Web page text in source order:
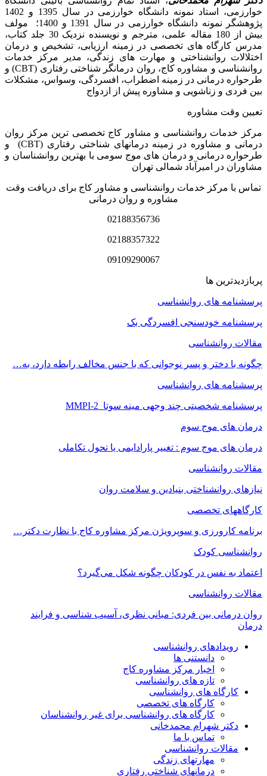
خوارزمی، استاد نمونه دانشگاه خوارزمی در سال 1395 و 1402
پژوهشگر نمونه دانشگاه خوارزمی در سال 1391 و 1400؛ مولف
بیش از 180 مقاله علمی، مترجم و نویسنده نزدیک 30 جلد کتاب،
مدرس کارگاه­ های تخصصی در زمینه ارزیابی، تشخیص و درمان
اختلالات روانشناختی و مهارت های زندگی، مدیر مرکز خدمات
روانشناسی و مشاوره کاج، روان­ درمانگر شناختی رفتاری (CBT) و
طرحواره درمانی در زمینه اضطراب، افسردگی، وسواس، مشکلات
بین فردی و زناشویی و مشاوره پیش از ازدواج
تعیین وقت مشاوره
مرکز خدمات روانشناسی و مشاور کاج تخصصی‏ ترین مرکز روان
درمانی و مشاوره در زمینه درمان‏های شناختی رفتاری (CBT) و
طرحواره درمانی و درمان های موج سومی با بهترین روانشناسان و
مشاوران در امیرآباد شمالی تهران
تماس با مرکز خدمات روانشناسی و مشاور کاج برای دریافت وقت
مشاوره و روان درمانی
02188356736
02188357322
09109290067
پربازدیدترین ها
پرسشنامه های روانشناسی
پرسشنامه خودسنجی افسردگی بک
مقالات روانشناسی
چگونه با دختر و پسر نوجوانی که با جنس مخالف رابطه دارد، به…
پرسشنامه های روانشناسی
پرسشنامه شخصیتی چند وجهی مینه سوتا MMPI-2
درمان های موج سوم
درمان های موج سوم : تغییر پارادایمی یا تحول تکاملی
مقالات روانشناسی
نیازهای روانشناختی بنیادین و سلامت روان
کارگاههای تخصصی
برنامه کارورزی و سوپرویژن مرکز مشاوره کاج با نظارت دکتر…
روانشناسی کودک
اعتماد به‌ نفس در کودکان چگونه شکل می‌گیرد؟
مقالات روانشناسی
روان درمانی بین فردی: مبانی نظری، آسیب شناسی و فرایند
درمان
رویدادهای روانشناسی
دانستنی ها
اخبار مرکز مشاوره کاج
تازه های روانشناسی
کارگاه های روانشناسی
کارگاه های تخصصی
کارگاه های روانشناسی برای غیر روانشناسان
دکتر شهرام محمدخانی
تماس با ما
مقالات روانشناسی
مهارتهای زندگی
درمانهای شناختی رفتاری